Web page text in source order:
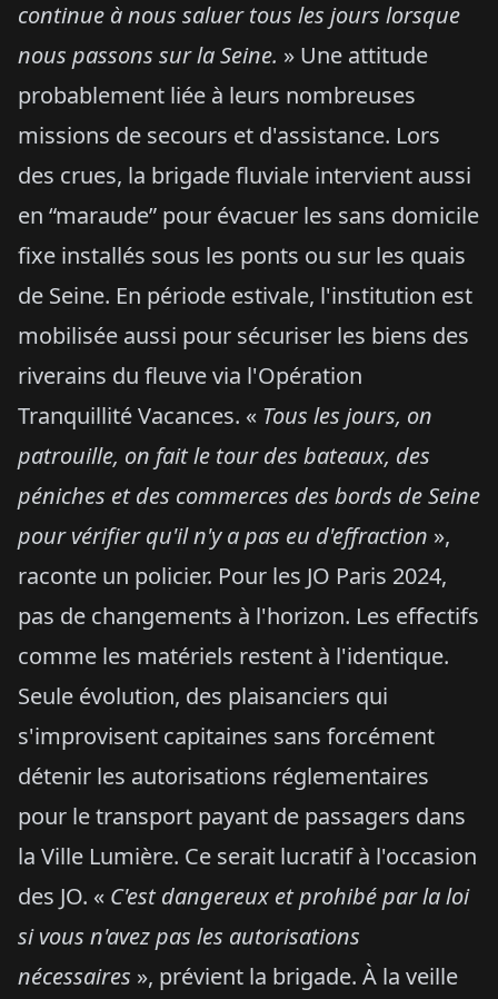
continue à nous saluer tous les jours lorsque
nous passons sur la Seine. » Une attitude
probablement liée à leurs nombreuses
missions de secours et d'assistance. Lors
des crues, la brigade fluviale intervient aussi
en “maraude” pour évacuer les sans domicile
fixe installés sous les ponts ou sur les quais
de Seine. En période estivale, l'institution est
mobilisée aussi pour sécuriser les biens des
riverains du fleuve via l'Opération
Tranquillité Vacances. « Tous les jours, on
patrouille, on fait le tour des bateaux, des
péniches et des commerces des bords de Seine
pour vérifier qu'il n'y a pas eu d'effraction »,
raconte un policier. Pour les JO Paris 2024,
pas de changements à l'horizon. Les effectifs
comme les matériels restent à l'identique.
Seule évolution, des plaisanciers qui
s'improvisent capitaines sans forcément
détenir les autorisations réglementaires
pour le transport payant de passagers dans
la Ville Lumière. Ce serait lucratif à l'occasion
des JO. « C'est dangereux et prohibé par la loi
si vous n'avez pas les autorisations
nécessaires », prévient la brigade. À la veille